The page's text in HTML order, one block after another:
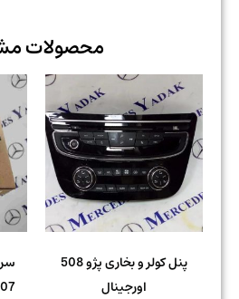
محصولات مشابه
پنل کولر و بخاری پژو 508
اورجینال